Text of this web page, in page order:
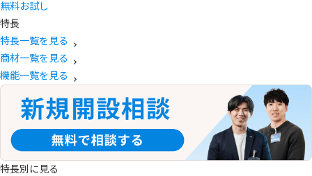
無料お試し
特長
特長一覧を見る
商材一覧を見る
機能一覧を見る
特長別に見る